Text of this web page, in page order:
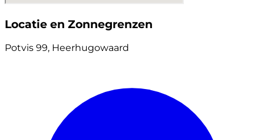
Locatie en Zonnegrenzen
Potvis 99, Heerhugowaard